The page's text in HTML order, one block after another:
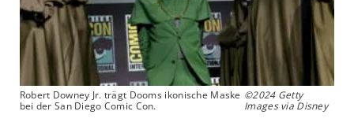
Robert Downey Jr. trägt Dooms ikonische Maske
bei der San Diego Comic Con.
©2024 Getty
Images via Disney